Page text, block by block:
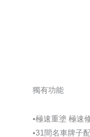
獨有功能
•極速重塗 極速
•31間名車牌子